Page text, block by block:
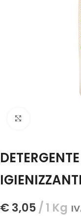
€ 3,05 1 Kg